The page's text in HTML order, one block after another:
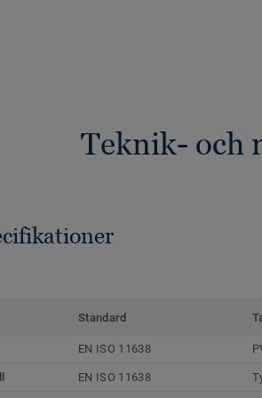
Teknik- och
Standard
EN ISO 11638
EN ISO 11638